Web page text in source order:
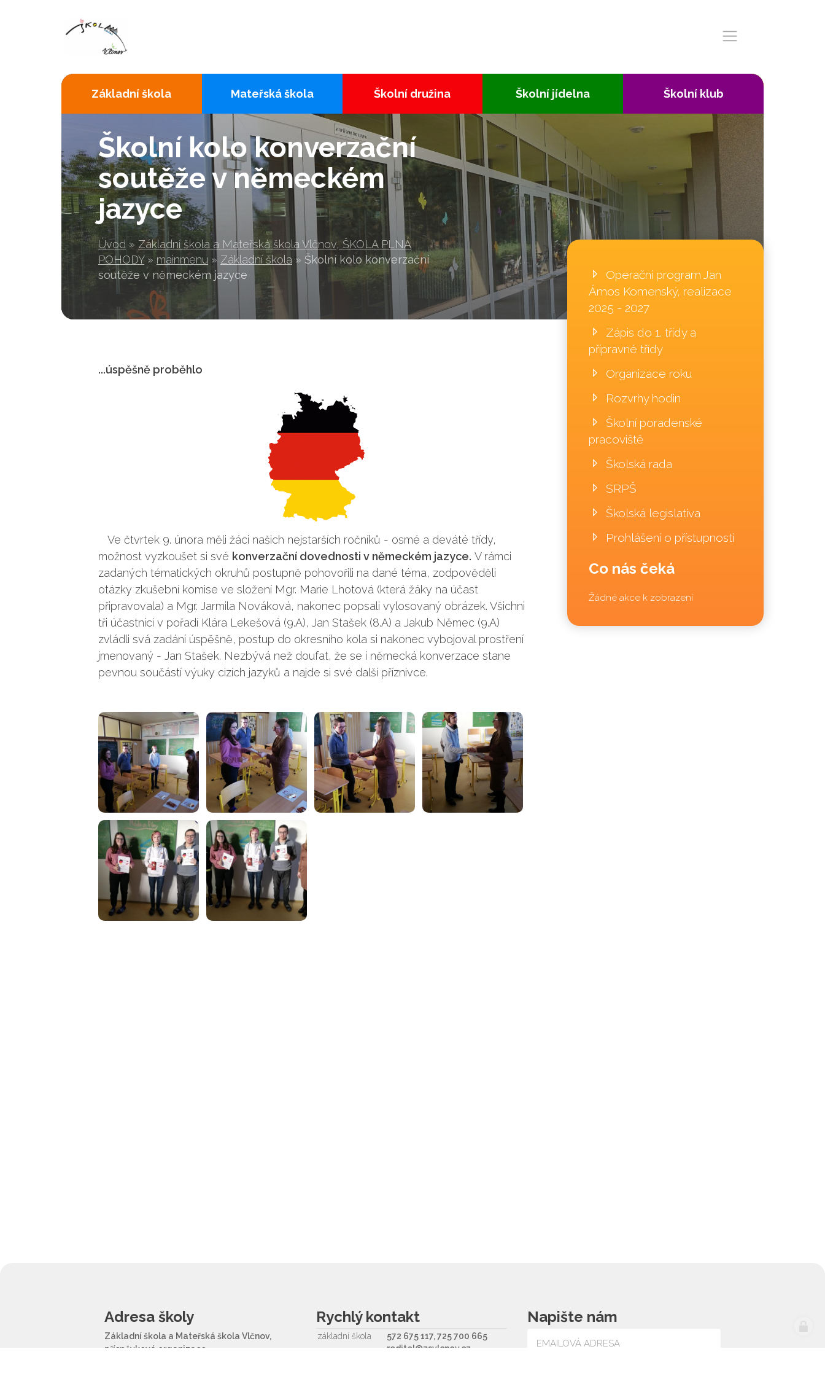
Školní kolo konverzační
soutěže v německém
jazyce
Úvod » Základní škola a Mateřská škola Vlčnov, ŠKOLA PLNÁ
POHODY » mainmenu » Základní škola » Školní kolo konverzační
soutěže v německém jazyce
Základní škola Mateřská škola Školní družina Školní jídelna Školní klub
...úspěšně proběhlo
Ve čtvrtek 9. února měli žáci našich nejstarších ročníků - osmé a deváté třídy,
možnost vyzkoušet si své konverzační dovednosti v německém jazyce. V rámci
zadaných tématických okruhů postupně pohovořili na dané téma, zodpověděli
otázky zkušební komise ve složení Mgr. Marie Lhotová (která žáky na účast
připravovala) a Mgr. Jarmila Nováková, nakonec popsali vylosovaný obrázek. Všichni
tři účastníci v pořadí Klára Lekešová (9.A), Jan Stašek (8.A) a Jakub Němec (9.A)
zvládli svá zadání úspěšně, postup do okresního kola si nakonec vybojoval prostření
jmenovaný - Jan Stašek. Nezbývá než doufat, že se i německá konverzace stane
pevnou součástí výuky cizích jazyků a najde si své další příznivce.
Operační program Jan
Ámos Komenský, realizace
2025 - 2027
Zápis do 1. třídy a
přípravné třídy
Organizace roku
Rozvrhy hodin
Školní poradenské
pracoviště
Školská rada
SRPŠ
Školská legislativa
Prohlášení o přístupnosti
Co nás čeká
Žádné akce k zobrazení
Adresa školy
Základní škola a Mateřská škola Vlčnov,
příspěvková organizace
Rychlý kontakt
základní škola
572 675 117, 725 700 665
reditel@zsvlcnov.cz
Napište nám